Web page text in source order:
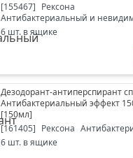
[155467] Рексона
Антибактериальный и
6 шт. в ящике
Дезодорант-антиперспирант
Антибактериальный эффект
[150мл]
[161405] Рексона
6 шт. в ящике